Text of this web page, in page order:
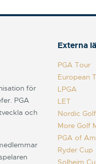
för
PGA
och
Externa
PGA Tour
European
LPGA
LET
Nordic
More Golf
PGA of
Ryder Cup
Solheim